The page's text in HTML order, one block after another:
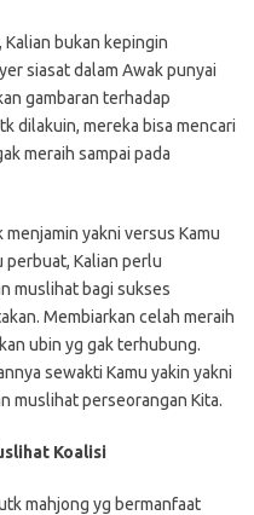
bukan kepingin
siasat dalam Awak punyai
gambaran terhadap
dilakuin, mereka bisa mencari
meraih sampai pada
yakni versus Kamu
perbuat, Kalian perlu
muslihat bagi sukses
Membiarkan celah meraih
ubin yg gak terhubung.
sewakti Kamu yakin yakni
muslihat perseorangan Kita.
Koalisi
mahjong yg bermanfaat